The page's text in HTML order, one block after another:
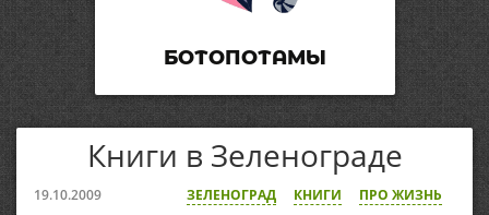
БОТОПОТАМЫ
Книги в Зеленограде
19.10.2009 ЗЕЛЕНОГРАД КНИГИ ПРО ЖИЗНЬ